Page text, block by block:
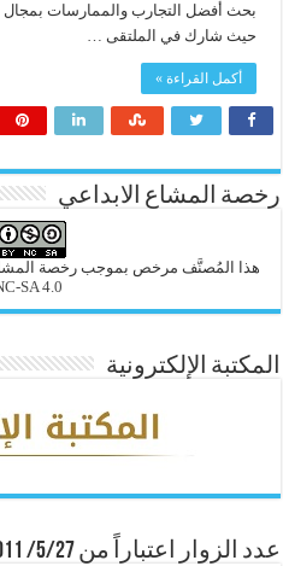
بحث أفضل التجارب والممارسات بمجال
حيث شارك في الملتقى …
أكمل القراءة »
رخصة المشاع الابداعي
هذا المُصنَّف مرخص بموجب رخصة المشاع
SA 4.0)
المكتبة الإلكترونية
عدد الزوار اعتباراً من 5/27/ 2011